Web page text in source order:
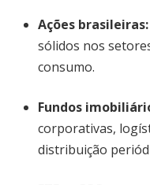
Ações brasileiras:
sólidos nos
consumo.
Fundos
corporativas,
distribuição